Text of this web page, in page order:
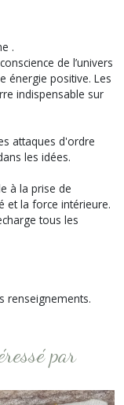
.
de l’univers
énergie positive. Les
indispensable sur
attaques d'ordre
les idées.
à la prise de
et la force intérieure.
tous les
renseignements.
par